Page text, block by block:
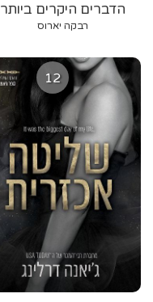
הדברים היקרים ביותר
רבקה יארוס
12